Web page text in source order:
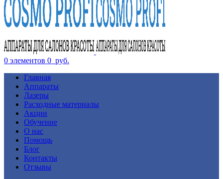
0 элементов 0 руб.
Главная
Аппараты
Лазеры
Расходные материалы
Акции
Обучение
О нас
Помощь
Блог
Контакты
Отзывы